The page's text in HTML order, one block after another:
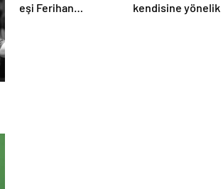
eşi Ferihan
kendisine yönelik